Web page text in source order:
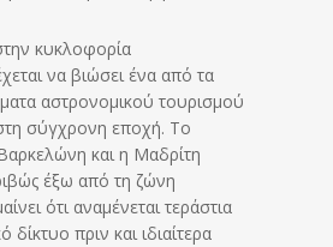
κυκλοφορία
να βιώσει ένα από τα
αστρονομικού τουρισμού
σύγχρονη εποχή. Το
και η Μαδρίτη
έξω από τη ζώνη
ότι αναμένεται τεράστια
δίκτυο πριν και ιδιαίτερα